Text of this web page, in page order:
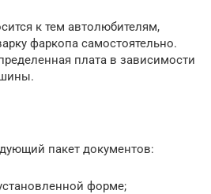
к тем автолюбителям,
фаркопа самостоятельно.
плата в зависимости
пакет документов:
форме;